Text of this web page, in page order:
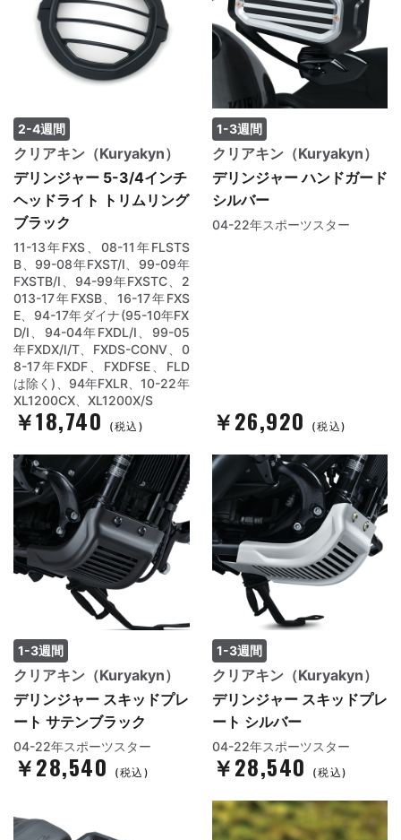
2-4週間
クリアキン（Kuryakyn）
デリンジャー 5-3/4インチ
ヘッドライト トリムリング
ブラック
11-13年FXS、08-11年FLSTS
B、99-08年FXST/I、99-09年
FXSTB/I、94-99年FXSTC、2
013-17年FXSB、16-17年FXS
E、94-17年ダイナ(95-10年FX
D/I、94-04年FXDL/I、99-05
年FXDX/I/T、FXDS-CONV、0
8-17年FXDF、FXDFSE、FLD
は除く)、94年FXLR、10-22年
XL1200CX、XL1200X/S
￥18,740 (税込)
1-3週間
クリアキン（Kuryakyn）
デリンジャー ハンドガード
シルバー
04-22年スポーツスター
￥26,920 (税込)
1-3週間
クリアキン（Kuryakyn）
デリンジャー スキッドプレ
ート サテンブラック
04-22年スポーツスター
￥28,540 (税込)
1-3週間
クリアキン（Kuryakyn）
デリンジャー スキッドプレ
ート シルバー
04-22年スポーツスター
￥28,540 (税込)